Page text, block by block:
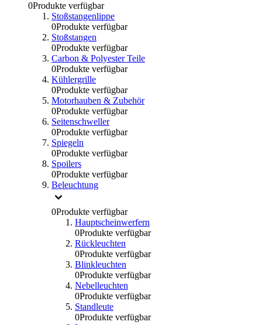
0Produkte verfügbar
Stoßstangenlippe
0Produkte verfügbar
Stoßstangen
0Produkte verfügbar
Carbon & Polyester Teile
0Produkte verfügbar
Kühlergrille
0Produkte verfügbar
Motorhauben & Zubehör
0Produkte verfügbar
Seitenschweller
0Produkte verfügbar
Spiegeln
0Produkte verfügbar
Spoilers
0Produkte verfügbar
Beleuchtung
0Produkte verfügbar
Hauptscheinwerfern
0Produkte verfügbar
Rückleuchten
0Produkte verfügbar
Blinkleuchten
0Produkte verfügbar
Nebelleuchten
0Produkte verfügbar
Standleute
0Produkte verfügbar